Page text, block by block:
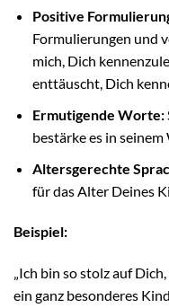
Positive
Formulierungen und
mich, Dich
enttäuscht, Dich
Ermutigende Worte:
bestärke es in seinem
Altersgerechte
für das Alter Deines
Beispiel:
„Ich bin so stolz auf
ein ganz besonderes